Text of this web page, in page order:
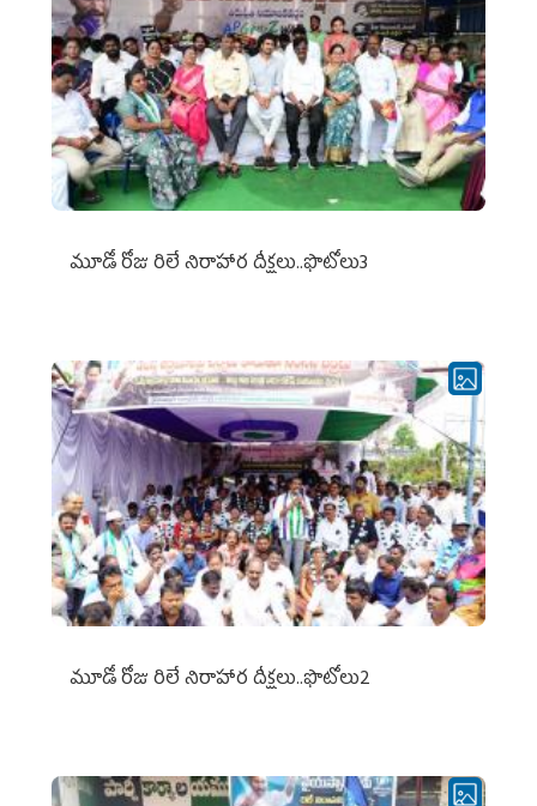
మూడో రోజు రిలే నిరాహార దీక్షలు..ఫొటోలు3
మూడో రోజు రిలే నిరాహార దీక్షలు..ఫొటోలు2